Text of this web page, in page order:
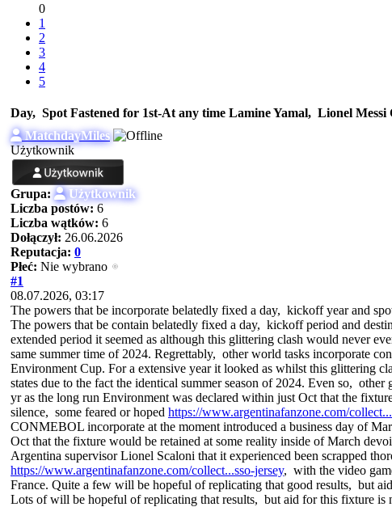
0
1
2
3
4
5
Day, Spot Fastened for 1st-At any time Lamine Yamal, Lionel Messi
MatchdayMiles
Użytkownik
Grupa:
Użytkownik
Liczba postów: 6
Liczba wątków: 6
Dołączył: 26.06.2026
Reputacja: 0
Płeć: Nie wybrano
#1
08.07.2026, 03:17
The powers that be incorporate belatedly fixed a day, kickoff year and
The powers that be contain belatedly fixed a day, kickoff period and
extended period it seemed as although this glittering clash would never
same summer time of 2024. Regrettably, other world tasks incorporate
Environment Cup. For a extensive year it looked as whilst this glittering
states due to the fact the identical summer season of 2024. Even so,
yr as the long run Environment was declared within just Oct that the
silence, some feared or hoped https://www.argentinafanzone.com/
CONMEBOL incorporate at the moment introduced a business day of
Oct that the fixture would be retained at some reality inside of March
Argentina supervisor Lionel Scaloni that it experienced been scrapped
https://www.argentinafanzone.com/collect...sso-jersey, with the video
France. Quite a few will be hopeful of replicating that good results, but
Lots of will be hopeful of replicating that results, but aid for this fixture is